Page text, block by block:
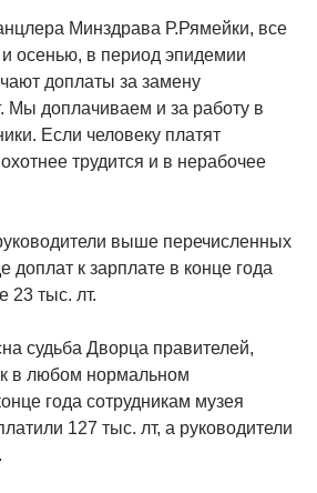
Минздрава Р.Рямейки, все
осенью, в период эпидемии
доплаты за замену
Мы доплачиваем и за работу в
Если человеку платят
трудится и в нерабочее
выше перечисленных
доплат к зарплате в конце года
23 тыс. лт.
судьба Дворца правителей,
в любом нормальном
года сотрудникам музея
127 тыс. лт, а руководители